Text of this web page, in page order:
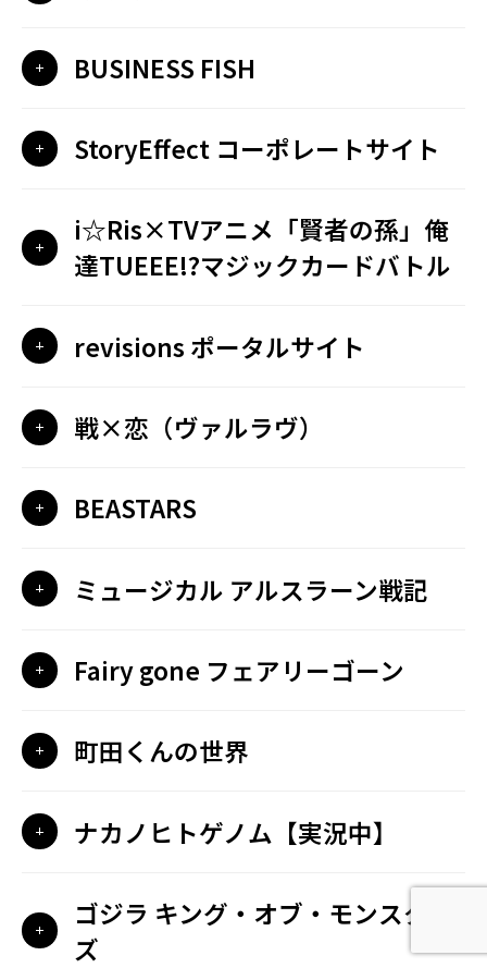
BUSINESS FISH
StoryEffect コーポレートサイト
i☆Ris×TVアニメ「賢者の孫」俺
達TUEEE!?マジックカードバトル
revisions ポータルサイト
戦×恋（ヴァルラヴ）
BEASTARS
ミュージカル アルスラーン戦記
Fairy gone フェアリーゴーン
町田くんの世界
ナカノヒトゲノム【実況中】
ゴジラ キング・オブ・モンスター
ズ